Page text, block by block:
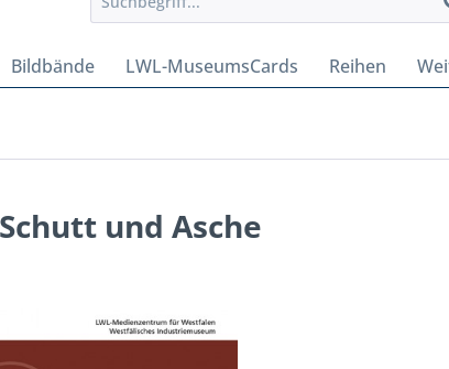
Bildbände LWL-MuseumsCards Reihen
und Asche